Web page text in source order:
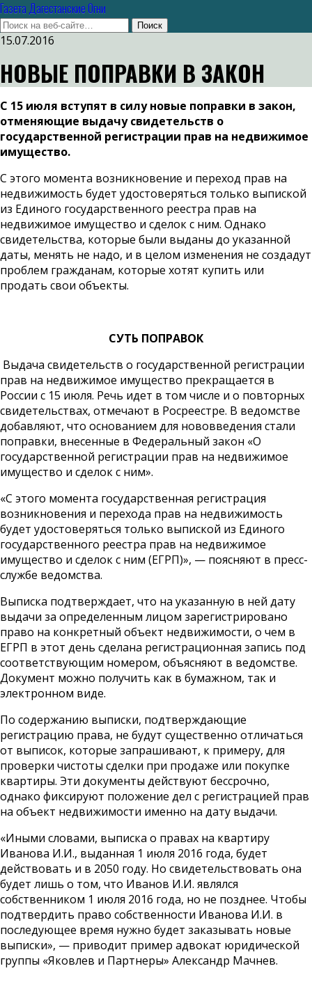
Газета Дагестанские Огни
15.07.2016
НОВЫЕ ПОПРАВКИ В ЗАКОН
С 15 июля вступят в силу новые поправки в закон,
отменяющие выдачу свидетельств о
государственной регистрации прав на недвижимое
имущество.
С этого момента возникновение и переход прав на
недвижимость будет удостоверяться только выпиской
из Единого государственного реестра прав на
недвижимое имущество и сделок с ним. Однако
свидетельства, которые были выданы до указанной
даты, менять не надо, и в целом изменения не создадут
проблем гражданам, которые хотят купить или
продать свои объекты.
СУТЬ ПОПРАВОК
Выдача свидетельств о государственной регистрации
прав на недвижимое имущество прекращается в
России с 15 июля. Речь идет в том числе и о повторных
свидетельствах, отмечают в Росреестре. В ведомстве
добавляют, что основанием для нововведения стали
поправки, внесенные в Федеральный закон «О
государственной регистрации прав на недвижимое
имущество и сделок с ним».
«С этого момента государственная регистрация
возникновения и перехода прав на недвижимость
будет удостоверяться только выпиской из Единого
государственного реестра прав на недвижимое
имущество и сделок с ним (ЕГРП)», — поясняют в пресс-
службе ведомства.
Выписка подтверждает, что на указанную в ней дату
выдачи за определенным лицом зарегистрировано
право на конкретный объект недвижимости, о чем в
ЕГРП в этот день сделана регистрационная запись под
соответствующим номером, объясняют в ведомстве.
Документ можно получить как в бумажном, так и
электронном виде.
По содержанию выписки, подтверждающие
регистрацию права, не будут существенно отличаться
от выписок, которые запрашивают, к примеру, для
проверки чистоты сделки при продаже или покупке
квартиры. Эти документы действуют бессрочно,
однако фиксируют положение дел с регистрацией прав
на объект недвижимости именно на дату выдачи.
«Иными словами, выписка о правах на квартиру
Иванова И.И., выданная 1 июля 2016 года, будет
действовать и в 2050 году. Но свидетельствовать она
будет лишь о том, что Иванов И.И. являлся
собственником 1 июля 2016 года, но не позднее. Чтобы
подтвердить право собственности Иванова И.И. в
последующее время нужно будет заказывать новые
выписки», — приводит пример адвокат юридической
группы «Яковлев и Партнеры» Александр Мачнев.